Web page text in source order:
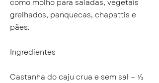
como molho para saladas, vegetais
grelhados, panquecas, chapattis e
pães.
Ingredientes
Castanha do caju crua e sem sal — ½